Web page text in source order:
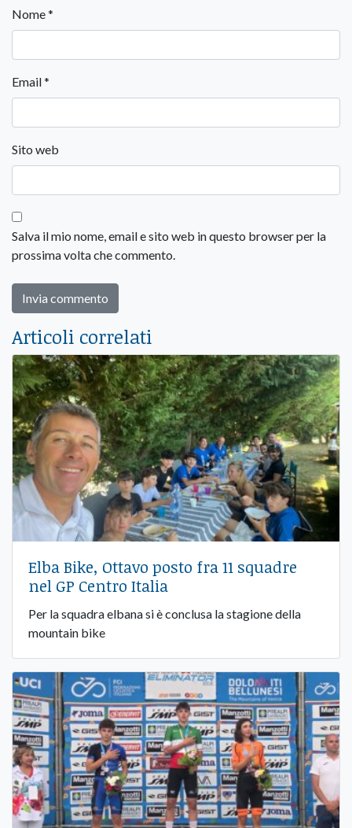
Nome*
Email*
Sito web
Salva il mio nome, email e sito web in questo browser per la
prossima volta che commento.
Articoli correlati
Elba Bike, Ottavo posto fra 11 squadre
nel GP Centro Italia
Per la squadra elbana si è conclusa la stagione della
mountain bike